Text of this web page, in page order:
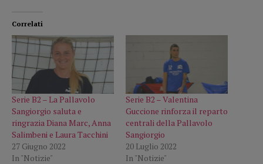
Correlati
Serie B2 – La Pallavolo
Sangiorgio saluta e
ringrazia Diana Marc, Anna
Salimbeni e Laura Tacchini
27 Giugno 2022
In "Notizie"
Serie B2 – Valentina
Guccione rinforza il reparto
centrali della Pallavolo
Sangiorgio
20 Luglio 2022
In "Notizie"